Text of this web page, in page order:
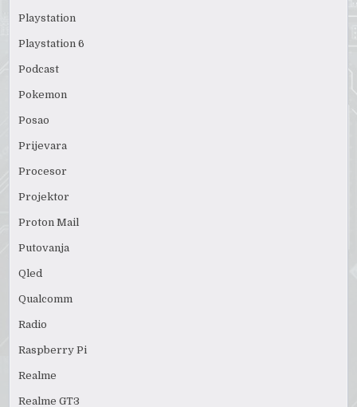
Playstation
Playstation 6
Podcast
Pokemon
Posao
Prijevara
Procesor
Projektor
Proton Mail
Putovanja
Qled
Qualcomm
Radio
Raspberry Pi
Realme
Realme GT3